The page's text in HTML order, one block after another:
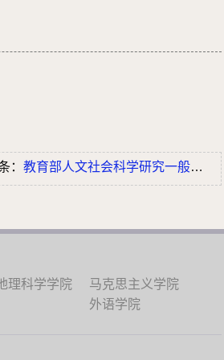
： 教育部人文社会科学研究一般项目成果鉴...
理科学学院
马克思主义学院
外语学院